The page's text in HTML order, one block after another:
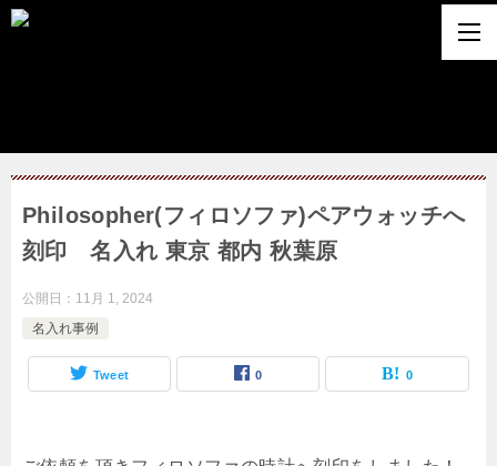
Philosopher(フィロソファ)ペアウォッチへ
刻印 名入れ 東京 都内 秋葉原
公開日： 11月 1, 2024
名入れ事例
Tweet 0 0